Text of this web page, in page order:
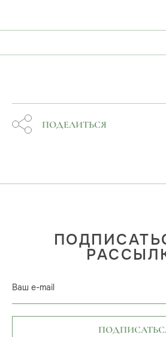
ПОДЕЛИТЬСЯ
Ваш e-mail